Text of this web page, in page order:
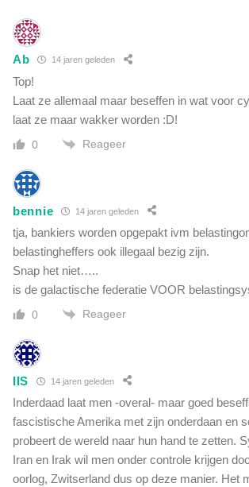
z
o
e
n
a
a
F
O
?
i
d
e
o
)
Ab 14 jaren geleden
Top!
Laat ze allemaal maar beseffen in wat voor
laat ze maar wakker worden :D!
0 Reageer
bennie 14 jaren geleden
tja, bankiers worden opgepakt ivm
belastingheffers ook illegaal bezig zijn.
Snap het niet…..
is de galactische federatie VOOR
0 Reageer
IIS 14 jaren geleden
Inderdaad laat men -overal- maar goed
fascistische Amerika met zijn onderdaan en
probeert de wereld naar hun hand te zetten.
Iran en Irak wil men onder controle krijgen
oorlog, Zwitserland dus op deze manier. Het